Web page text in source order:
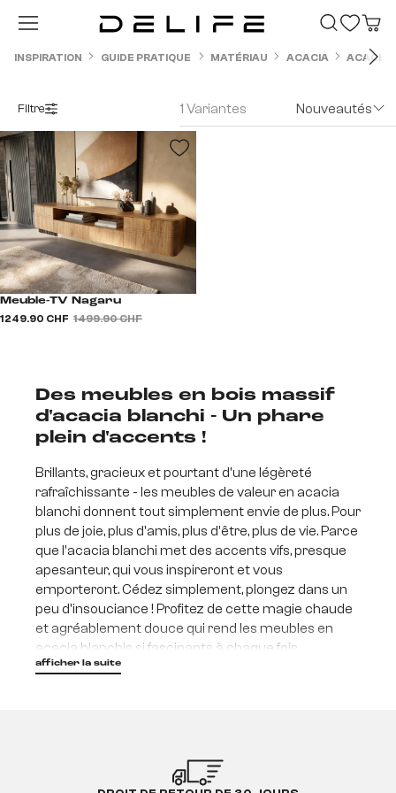
Passer au contenu principal
INSPIRATION GUIDE PRATIQUE MATÉRIAU ACACIA ACACIA
Filtre 1 Variantes Nouveautés
Meuble-TV Nagaru
1 249.90 CHF 1 499.90 CHF
Des meubles en bois massif
d'acacia blanchi - Un phare
plein d'accents !
Brillants, gracieux et pourtant d'une légèreté
rafraîchissante - les meubles de valeur en acacia
blanchi donnent tout simplement envie de plus. Pour
plus de joie, plus d'amis, plus d'être, plus de vie. Parce
que l'acacia blanchi met des accents vifs, presque
apesanteur, qui vous inspireront et vous
emporteront. Cédez simplement, plongez dans un
peu d'insouciance ! Profitez de cette magie chaude
et agréablement douce qui rend les meubles en
acacia blanchis si fascinants à chaque fois.
Si vous optez pour un meuble DELIFE en acacia
afficher la suite